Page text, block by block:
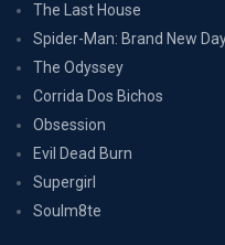
The Last House
Spider-Man: Brand New
The Odyssey
Corrida Dos Bichos
Obsession
Evil Dead Burn
Supergirl
Soulm8te